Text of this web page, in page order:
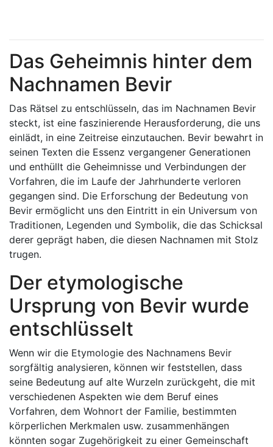
Das Geheimnis hinter dem
Nachnamen Bevir
Das Rätsel zu entschlüsseln, das im Nachnamen Bevir
steckt, ist eine faszinierende Herausforderung, die uns
einlädt, in eine Zeitreise einzutauchen. Bevir bewahrt in
seinen Texten die Essenz vergangener Generationen
und enthüllt die Geheimnisse und Verbindungen der
Vorfahren, die im Laufe der Jahrhunderte verloren
gegangen sind. Die Erforschung der Bedeutung von
Bevir ermöglicht uns den Eintritt in ein Universum von
Traditionen, Legenden und Symbolik, die das Schicksal
derer geprägt haben, die diesen Nachnamen mit Stolz
trugen.
Der etymologische
Ursprung von Bevir wurde
entschlüsselt
Wenn wir die Etymologie des Nachnamens Bevir
sorgfältig analysieren, können wir feststellen, dass
seine Bedeutung auf alte Wurzeln zurückgeht, die mit
verschiedenen Aspekten wie dem Beruf eines
Vorfahren, dem Wohnort der Familie, bestimmten
körperlichen Merkmalen usw. zusammenhängen
könnten sogar Zugehörigkeit zu einer Gemeinschaft